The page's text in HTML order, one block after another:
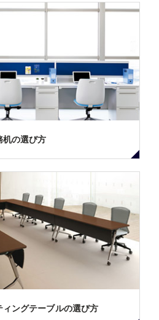
机の選び方
ングテーブルの選び方